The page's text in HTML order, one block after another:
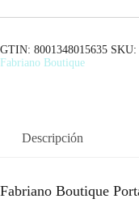
GTIN: 8001348015635 SKU:
Fabriano Boutique
Descripción
Fabriano Boutique